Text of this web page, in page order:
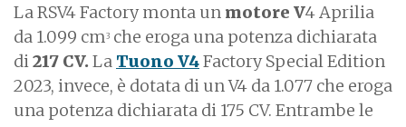
La RSV4 Factory monta un motore V4 Aprilia
da 1.099 cm3 che eroga una potenza dichiarata
di217 CV. La Tuono V4Factory Special Edition
2023, invece, è dotata di un V4 da 1.077 che eroga
una potenza dichiarata di 175 CV. Entrambe le